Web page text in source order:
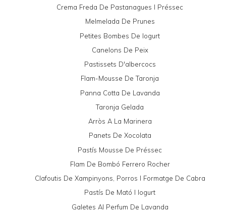
Crema Freda De Pastanagues I Préssec
Melmelada De Prunes
Petites Bombes De Iogurt
Canelons De Peix
Pastissets D'albercocs
Flam-Mousse De Taronja
Panna Cotta De Lavanda
Taronja Gelada
Arròs A La Marinera
Panets De Xocolata
Pastís Mousse De Préssec
Flam De Bombó Ferrero Rocher
Clafoutis De Xampinyons, Porros I Formatge De Cabra
Pastís De Mató I Iogurt
Galetes Al Perfum De Lavanda